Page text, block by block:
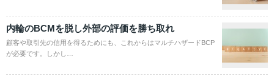
内輪のBCMを脱し外部の評価を勝ち取れ
顧客や取引先の信用を得るためにも、これからはマルチハザードBCP
が必要です。しかし…